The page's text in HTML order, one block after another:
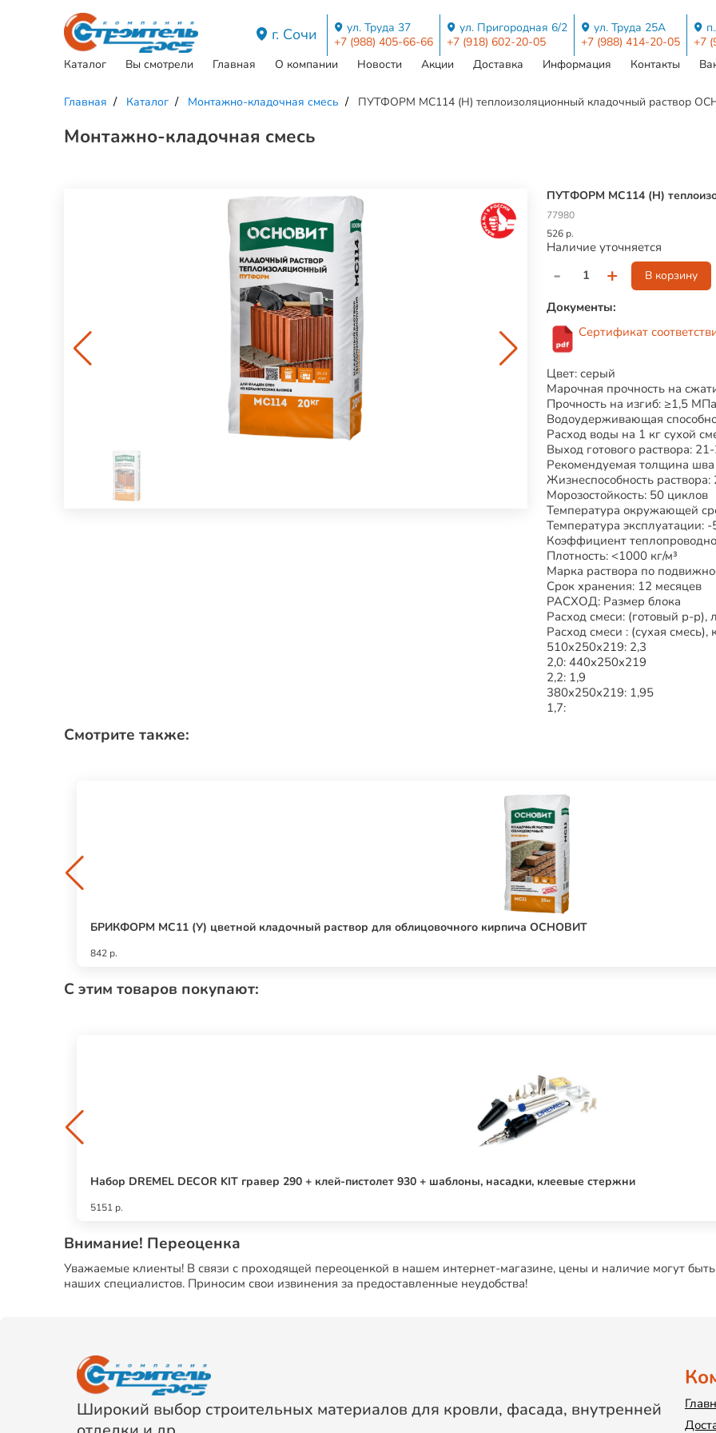
г. Сочи
ул. Труда 37
+7 (988) 405-66-66
ул. Пригородная 6/2
+7 (918) 602-20-05
ул. Труда 25А
+7 (988) 414-20-05
+7
Каталог
Вы смотрели Главная О компании Новости Акции Доставка Информация Контакты
Главная Каталог Монтажно-кладочная смесь ПУТФОРМ MC114 (Н) теплоизоляционный кладочный раствор
Монтажно-кладочная смесь
ПУТФОРМ MC114 (Н)
77980
526 р.
Наличие уточняется
- + В корзину
Документы:
Сертификат
Цвет: серый
Марочная прочность на
Прочность на изгиб: ≥1,5 МПа
Водоудерживающая
Расход воды на 1 кг сухой
Выход готового раствора:
Рекомендуемая толщина
Жизнеспособность раствора:
Морозостойкость: 50 циклов
Температура окружающей
Температура эксплуатации:
Коэффициент
Плотность: <1000 кг/м³
Марка раствора по
Срок хранения: 12 месяцев
РАСХОД: Размер блока
Расход смеси: (готовый р-р), л
Расход смеси : (сухая смесь),
510x250x219: 2,3
2,0: 440x250x219
2,2: 1,9
380x250x219: 1,95
1,7:
Смотрите также:
БРИКФОРМ MC11 (У) цветной кладочный раствор для облицовочного кирпича ОСНОВИТ
842 р.
С этим товаров покупают:
Набор DREMEL DECOR KIT гравер 290 + клей-пистолет 930 + шаблоны, насадки, клеевые стержни
5151 р.
Внимание! Переоценка
Уважаемые клиенты! В связи с проходящей переоценкой в нашем интернет-магазине, цены и наличие могут
наших специалистов. Приносим свои извинения за предоставленные неудобства!
Широкий выбор строительных материалов для кровли, фасада, внутренней